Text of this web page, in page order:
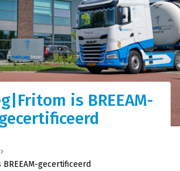
is BREEAM-
gecertificeerd